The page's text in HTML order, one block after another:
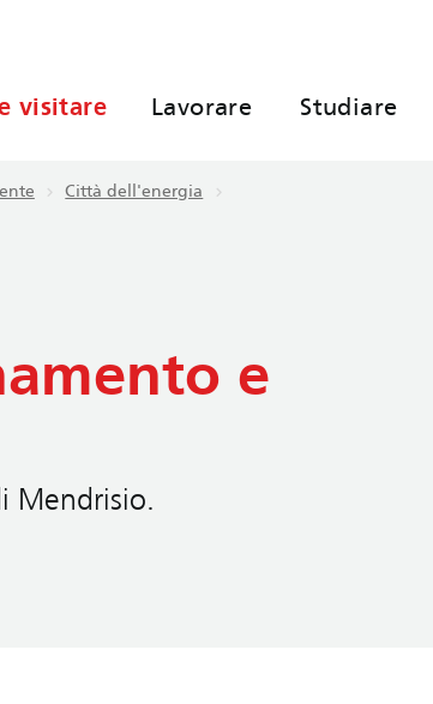
visitare Lavorare Studiare
Città dell'energia
e
Mendrisio.